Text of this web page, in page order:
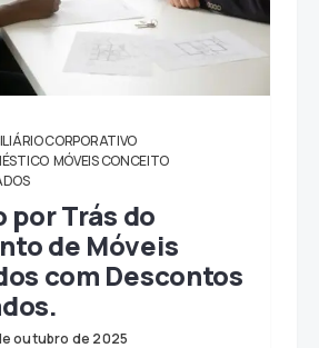
CORPORATIVO
MÓVEIS CONCEITO
por Trás do
de Móveis
com Descontos
outubro de 2025